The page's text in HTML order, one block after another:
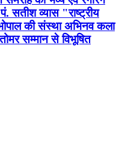
सतीश व्यास "राष्ट्रीय
की संस्था अभिनव कला
सम्मान से विभूषित